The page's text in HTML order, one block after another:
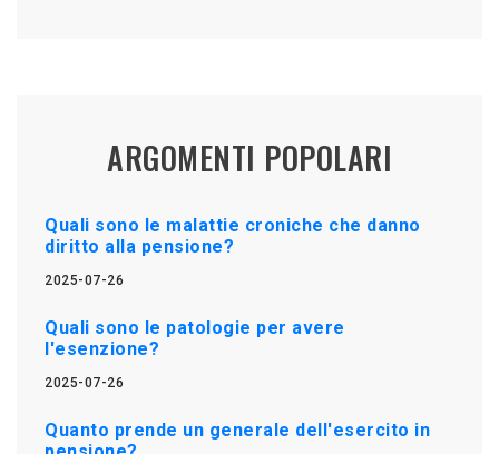
ARGOMENTI POPOLARI
Quali sono le malattie croniche che danno
diritto alla pensione?
2025-07-26
Quali sono le patologie per avere
l'esenzione?
2025-07-26
Quanto prende un generale dell'esercito in